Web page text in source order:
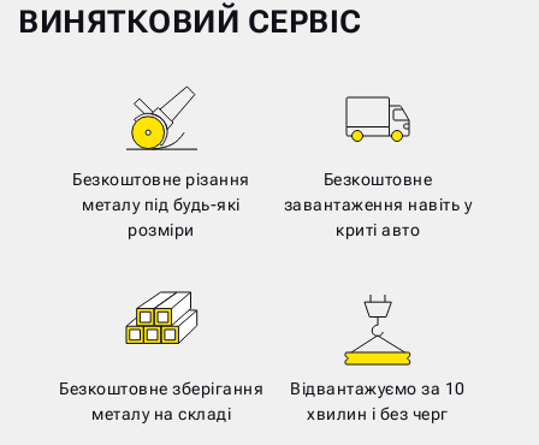
ВИНЯТКОВИЙ СЕРВІС
Безкоштовне різання
металу під будь-які
розміри
Безкоштовне
завантаження навіть у
криті авто
Безкоштовне зберігання
металу на складі
Відвантажуємо за 10
хвилин і без черг